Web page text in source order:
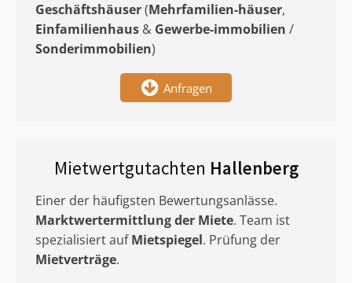
Geschäftshäuser(Mehrfamilien-häuser,
Einfamilienhaus & Gewerbe-immobilien /
Sonderimmobilien)
Anfragen
Mietwertgutachten Hallenberg
Einer der häufigsten Bewertungsanlässe.
Marktwertermittlungder Miete. Team ist
spezialisiert aufMietspiegel. Prüfung der
Mietverträge.